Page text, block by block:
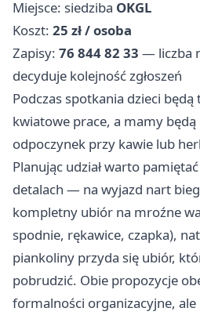
Miejsce: siedziba OKGL
Koszt: 25 zł / osoba
Zapisy: 76 844 82 33 — liczba
decyduje kolejność zgłoszeń
Podczas spotkania dzieci będą
kwiatowe prace, a mamy będą
odpoczynek przy kawie lub
Planując udział warto
detalach — na wyjazd nart
kompletny ubiór na mroźne
spodnie, rękawice, czapka),
piankoliny przyda się ubiór,
pobrudzić. Obie propozycje
formalności organizacyjne,